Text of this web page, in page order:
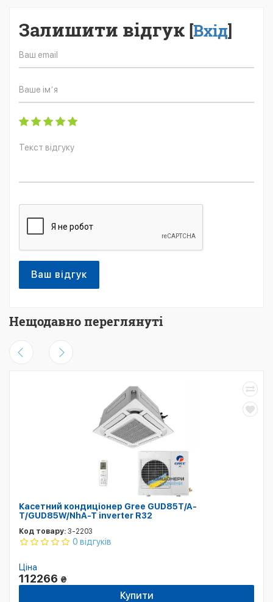
Залишити відгук [Вхід]
Ваш відгук
Нещодавно переглянуті
Касетний кондиціонер Gree GUD85T/A-
T/GUD85W/NhA-T inverter R32
Код товару: 3-2203
0 відгуків
Ціна
112266 ₴
Купити